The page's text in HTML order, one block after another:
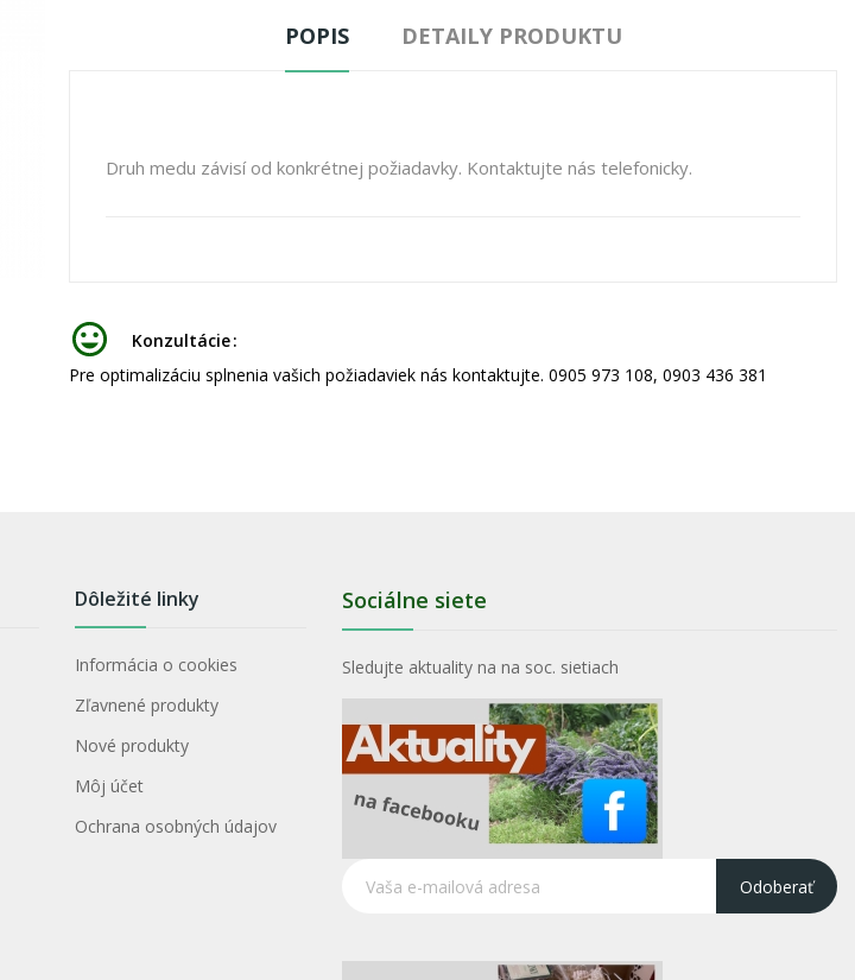
POPIS DETAILY PRODUKTU
Druh medu závisí od konkrétnej požiadavky. Kontaktujte nás telefonicky.
Konzultácie
Pre optimalizáciu splnenia vašich požiadaviek nás kontaktujte. 0905 973 108, 0903 436 381
Dôležité linky
Informácia o cookies
Zľavnené produkty
Nové produkty
Môj účet
Ochrana osobných údajov
Sociálne siete
Sledujte aktuality na na soc. sietiach
Odoberať